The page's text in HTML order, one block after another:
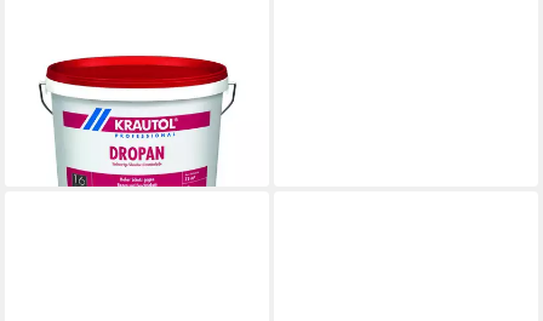
KRAUTOL
Fassadenfarbe
188,95 €
(15,12 €/ 1 l)
lieferbar - in 6-8 Werktagen bei dir